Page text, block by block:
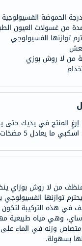
الحموضة الفسيولوجية
من غسولات العيون
توازنها الفسيولوجي
من لا روش بوزي
إرغِ المنتج في يديك
الاستحمام أثناء ملء حوض الاستحمام.
من لا روش بوزاي
توازنها
في هذه التركيبة
وهي مياه طبيعية
وزنه في الماء على
بسهولة.